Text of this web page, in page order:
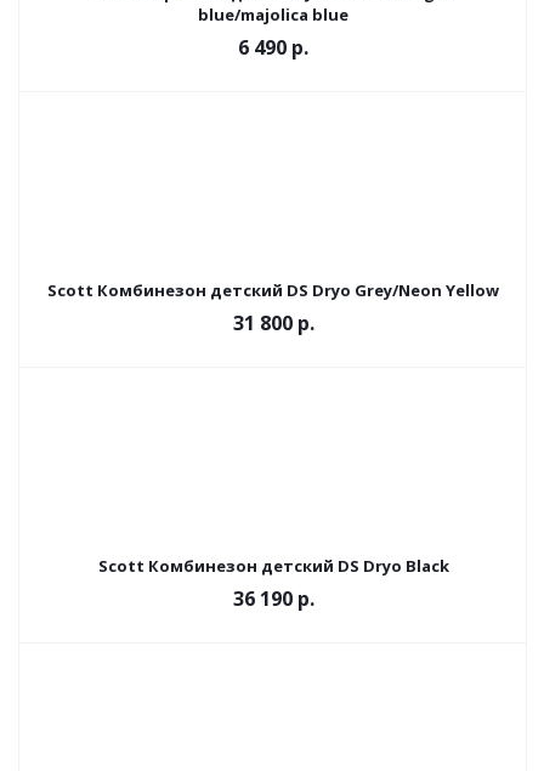
blue/majolica blue
6 490 р.
Scott Комбинезон детский DS Dryo Grey/Neon Yellow
31 800 р.
Scott Комбинезон детский DS Dryo Black
36 190 р.